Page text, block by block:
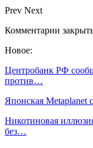
Prev Next
Комментарии
Новое:
Центробанк РФ
против…
Японская Metaplanet
Никотиновая
без…